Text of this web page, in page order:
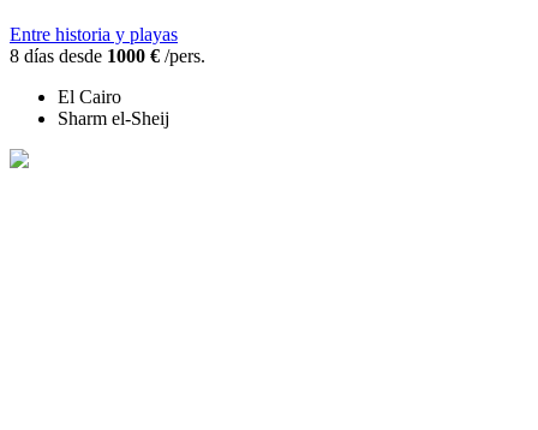
Entre historia y playas
8 días desde 1000 € /pers.
El Cairo
Sharm el-Sheij